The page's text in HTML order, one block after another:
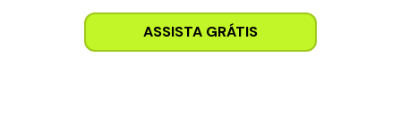
ASSISTA GRÁTIS